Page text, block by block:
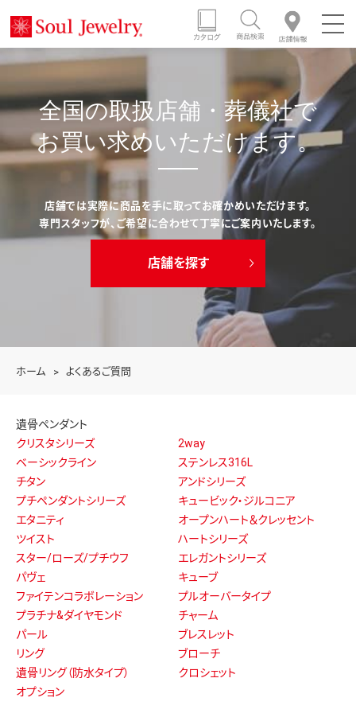
ホーム よくあるご質問
全国の取扱店舗・葬儀社で
お買い求めいただけます。
店舗では実際に商品を手に取ってお確かめいただけます。
専門スタッフが、ご希望に合わせて丁寧にご案内いたします。
店舗を探す
遺骨ペンダント
クリスタシリーズ
2way
ベーシックライン
ステンレス316L
チタン
アンドシリーズ
プチペンダントシリーズ
キュービック・ジルコニア
エタニティ
オープンハート＆クレッセント
ツイスト
ハートシリーズ
スター/ローズ/プチウフ
エレガントシリーズ
パヴェ
キューブ
ファイテンコラボレーション
プルオーバータイプ
プラチナ&ダイヤモンド
チャーム
パール
ブレスレット
リング
ブローチ
遺骨リング（防水タイプ）
クロシェット
オプション